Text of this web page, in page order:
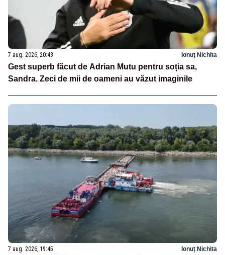
7 aug. 2026, 20:43 Ionuț Nichita
Gest superb făcut de Adrian Mutu pentru soția sa,
Sandra. Zeci de mii de oameni au văzut imaginile
7 aug. 2026, 19:45 Ionuț Nichita